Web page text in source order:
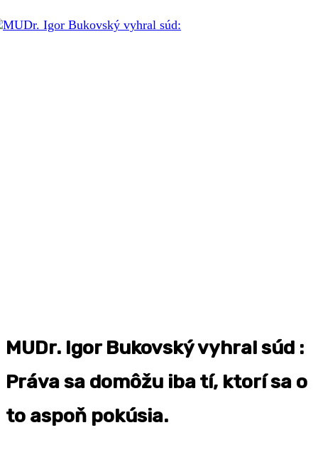
MUDr. Igor Bukovský vyhral súd :
Práva sa domôžu iba tí, ktorí sa o
to aspoň pokúsia.